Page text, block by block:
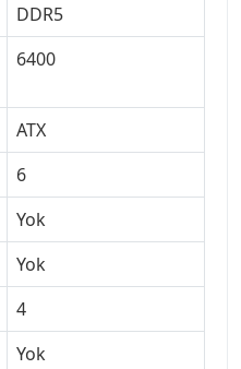
DDR5
6400
ATX
6
Yok
Yok
4
Yok